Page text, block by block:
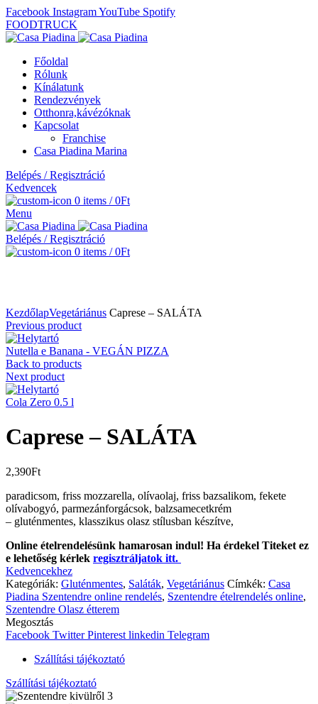
Facebook InstagramYouTube Spotify
FOODTRUCK
Főoldal
Rólunk
Kínálatunk
Rendezvények
Otthonra,kávézóknak
Kapcsolat
Franchise
Casa Piadina Marina
Belépés / Regisztráció
Kedvencek
0 items / 0Ft
Menu
Belépés / Regisztráció
0 items / 0Ft
KezdőlapVegetáriánus Caprese – SALÁTA
Previous product
Nutella e Banana - VEGÁN PIZZA
Back to products
Next product
Cola Zero 0.5 l
Caprese – SALÁTA
2,390Ft
paradicsom, friss mozzarella, olívaolaj, friss bazsalikom, fekete
olívabogyó, parmezánforgácsok, balzsamecetkrém
– gluténmentes, klasszikus olasz stílusban készítve,
Online ételrendelésünk hamarosan indul! Ha érdekel Titeket ez
e lehetőség kérlek regisztráljatok itt.
Kedvencekhez
Kategóriák: Gluténmentes, Saláták, Vegetáriánus Címkék: Casa
Piadina Szentendre online rendelés, Szentendre ételrendelés online,
Szentendre Olasz étterem
Megosztás
Facebook Twitter Pinterest linkedin Telegram
Szállítási tájékoztató
Szállítási tájékoztató